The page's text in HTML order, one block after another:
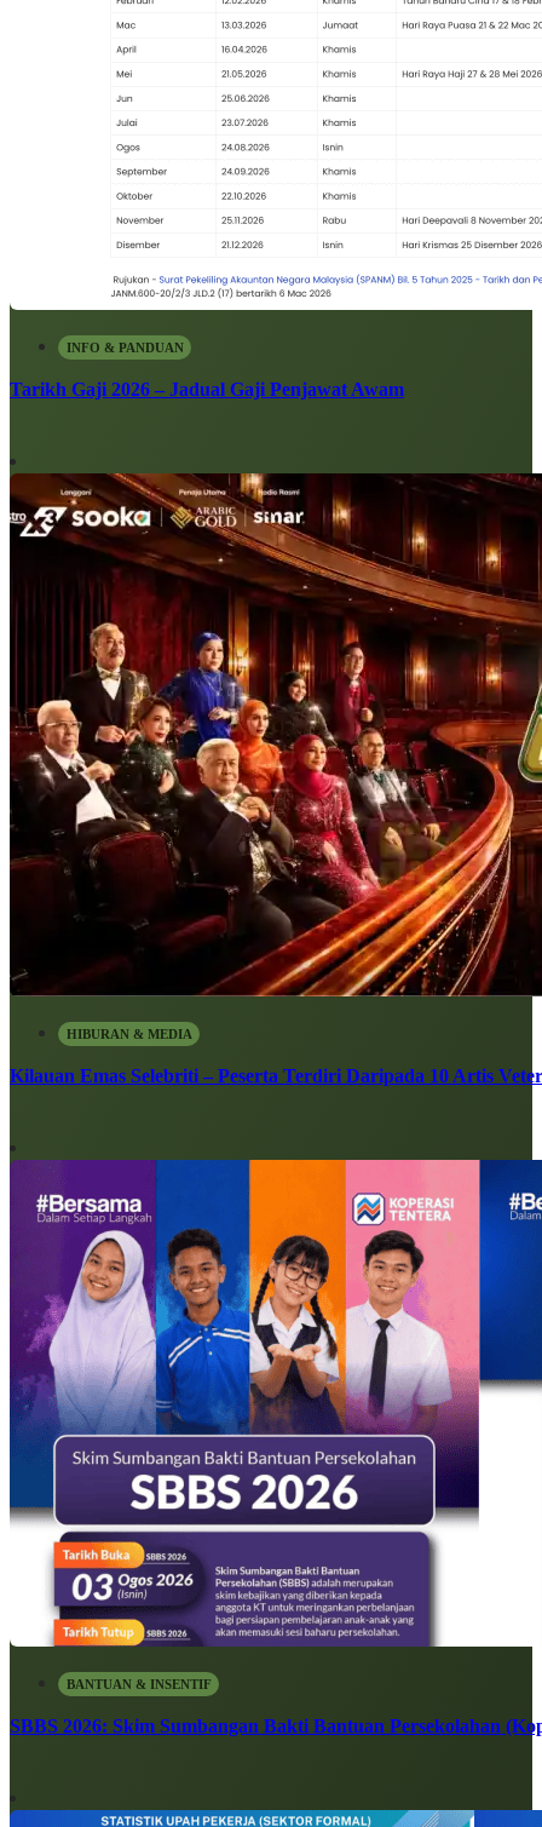
INFO & PANDUAN
Tarikh Gaji 2026 – Jadual Gaji Penjawat Awam
HIBURAN & MEDIA
Kilauan Emas Selebriti – Peserta Terdiri Daripada 10 Artis
BANTUAN & INSENTIF
SBBS 2026: Skim Sumbangan Bakti Bantuan Persekolahan